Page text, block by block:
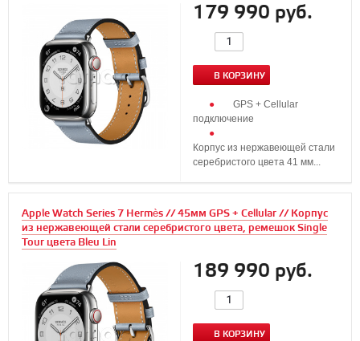
179 990 руб.
В КОРЗИНУ
GPS + Cellular
подключение
Корпус из нержавеющей стали
серебристого цвета 41 мм...
Apple Watch Series 7 Hermès // 45мм GPS + Cellular // Корпус
из нержавеющей стали серебристого цвета, ремешок Single
Tour цвета Bleu Lin
189 990 руб.
В КОРЗИНУ